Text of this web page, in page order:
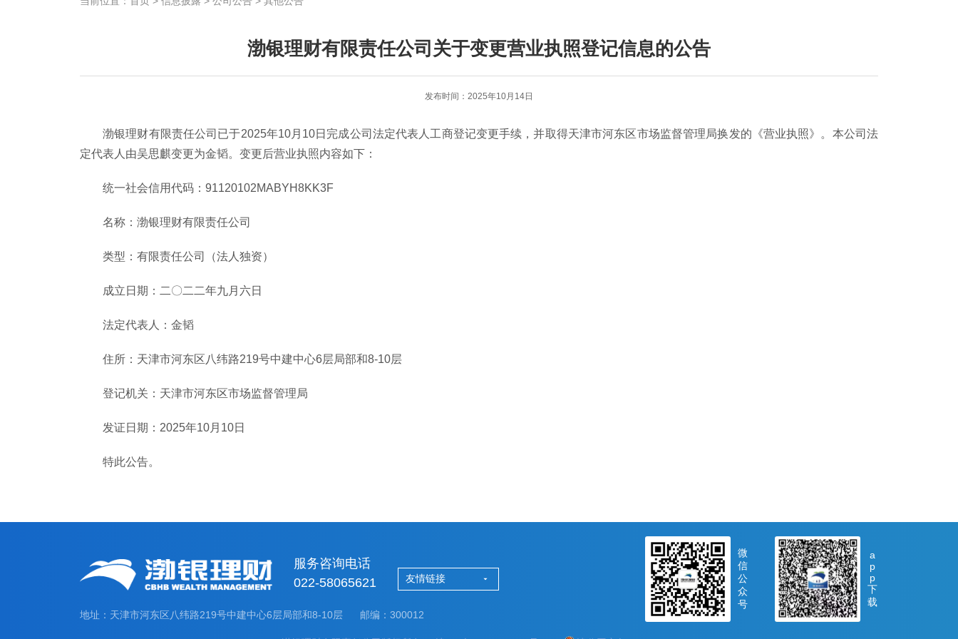
渤银理财有限责任公司关于变更营业执照登记信息的公告
发布时间：2025年10月14日
渤银理财有限责任公司已于2025年10月10日完成公司法定代表人工商登记变更手续，并取得天津市河东区市场监督管理局换发的《营业执照》。本公司法
定代表人由吴思麒变更为金韬。变更后营业执照内容如下 ：
统一社会信用代码：91120102MABYH8KK3F
名称：渤银理财有限责任公司
类型：有限责任公司（法人独资）
成立日期：二〇二二年九月六日
法定代表人：金韬
住所：天津市河东区八纬路219号中建中心6层局部和8-10层
登记机关：天津市河东区市场监督管理局
发证日期：2025年10月10日
特此公告。
服务咨询电话
022-58065621
友情链接
地址：天津市河东区八纬路219号中建中心6层局部和8-10层 邮编：300012
微
信
公
众
号
a
p
p
下
载